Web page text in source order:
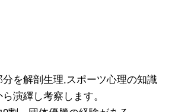
を解剖生理,スポーツ心理の知識
演繹し考察します。